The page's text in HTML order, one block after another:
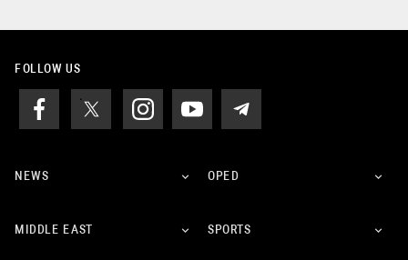
FOLLOW US
NEWS OPED
MIDDLE EAST SPORTS